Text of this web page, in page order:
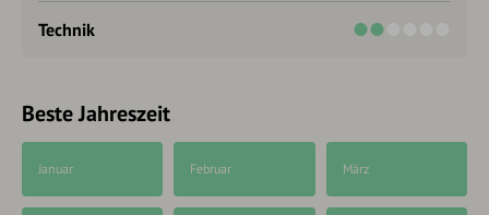
Technik
Beste Jahreszeit
Januar Februar März